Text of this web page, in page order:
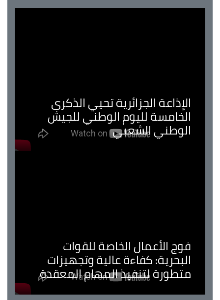
الإذاعة الجزائرية تحيي الذكرى
الخامسة لليوم الوطني للجيش
الوطني الشعبي
فوج الأعمال الخاصة للقوات
البحرية: كفاءة عالية وتجهيزات
متطورة لتنفيذ المهام المعقدة